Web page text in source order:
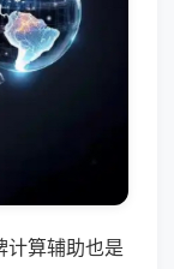
计算辅助也是